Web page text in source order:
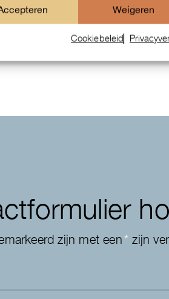
Weigeren
Cookiebeleid
Patek Philippe
Chornograaf
zijn met een* zijn